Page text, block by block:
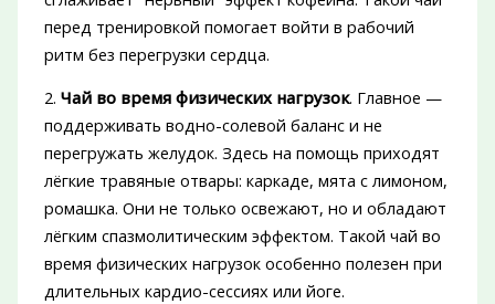
перед тренировкой помогает войти в рабочий
ритм без перегрузки сердца.
2. Чай во время физических нагрузок. Главное —
поддерживать водно-солевой баланс и не
перегружать желудок. Здесь на помощь приходят
лёгкие травяные отвары: каркаде, мята с лимоном,
ромашка. Они не только освежают, но и обладают
лёгким спазмолитическим эффектом. Такой чай во
время физических нагрузок особенно полезен при
длительных кардио-сессиях или йоге.